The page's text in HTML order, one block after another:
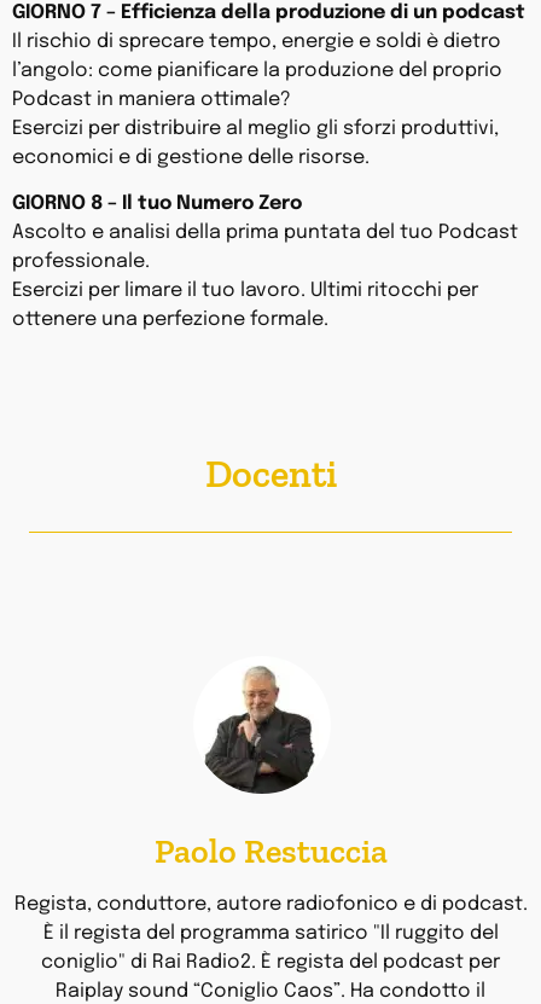
GIORNO 7 – Efficienza della produzione di un podcast
Il rischio di sprecare tempo, energie e soldi è dietro
l’angolo: come pianificare la produzione del proprio
Podcast in maniera ottimale?
Esercizi per distribuire al meglio gli sforzi produttivi,
economici e di gestione delle risorse.
GIORNO 8 – Il tuo Numero Zero
Ascolto e analisi della prima puntata del tuo Podcast
professionale.
Esercizi per limare il tuo lavoro. Ultimi ritocchi per
ottenere una perfezione formale.
Docenti
Paolo Restuccia
Regista, conduttore, autore radiofonico e di podcast.
È il regista del programma satirico "Il ruggito del
coniglio" di Rai Radio2. È regista del podcast per
Raiplay sound “Coniglio Caos”. Ha condotto il